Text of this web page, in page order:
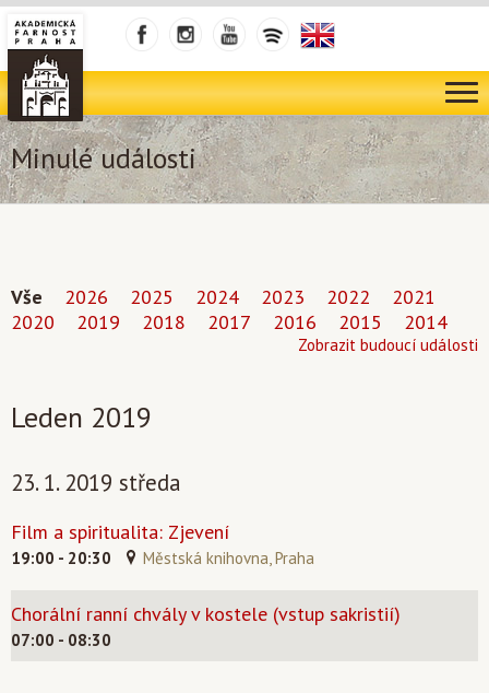
Minulé události
Vše 2026 2025 2024 2023 2022
2021
2020
2019 2018 2017 2016 2015 2014
Zobrazit budoucí události
Leden 2019
23. 1. 2019 středa
Film a spiritualita: Zjevení
19:00 - 20:30 Městská knihovna, Praha
Chorální ranní chvály v kostele (vstup sakristií)
07:00 - 08:30